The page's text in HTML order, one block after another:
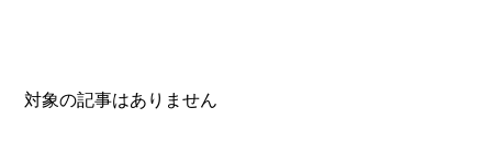
対象の記事はありません